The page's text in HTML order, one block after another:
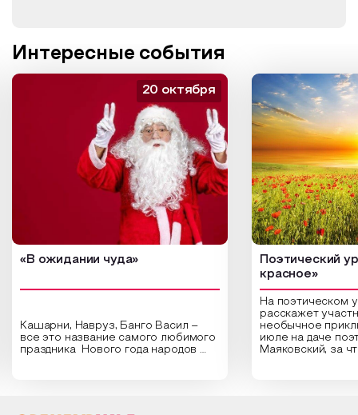
Интересные события
«В ожидании чуда»
Кашарни, Навруз, Банго Васил –
все это название самого любимого
праздника Нового года народов
20 октября
Поэтический
красное»
На поэтическом
расскажет
необычное
июле на даче
Маяковский, за